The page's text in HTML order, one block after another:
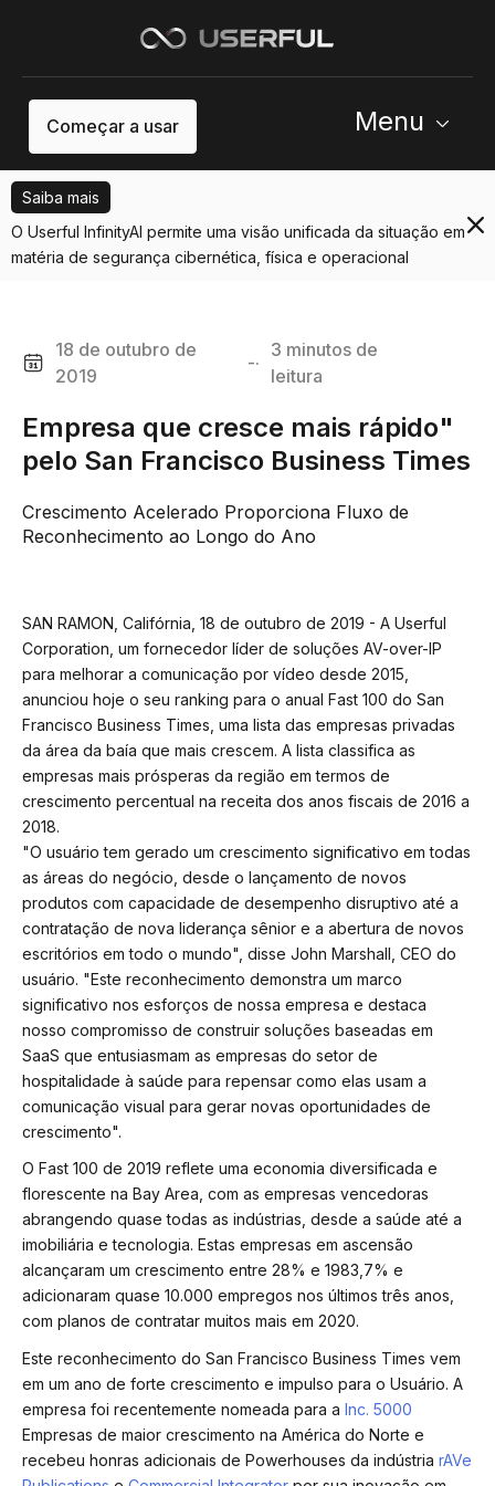
Começar a usar Menu
Saiba mais
O Userful InfinityAI permite uma visão unificada da situação em
matéria de segurança cibernética, física e operacional
18 de outubro de
2019
-·
3 minutos de
leitura
Empresa que cresce mais rápido"
pelo San Francisco Business Times
Crescimento Acelerado Proporciona Fluxo de
Reconhecimento ao Longo do Ano
SAN RAMON, Califórnia, 18 de outubro de 2019 - A Userful
Corporation, um fornecedor líder de soluções AV-over-IP
para melhorar a comunicação por vídeo desde 2015,
anunciou hoje o seu ranking para o anual Fast 100 do San
Francisco Business Times, uma lista das empresas privadas
da área da baía que mais crescem. A lista classifica as
empresas mais prósperas da região em termos de
crescimento percentual na receita dos anos fiscais de 2016 a
2018.
"O usuário tem gerado um crescimento significativo em todas
as áreas do negócio, desde o lançamento de novos
produtos com capacidade de desempenho disruptivo até a
contratação de nova liderança sênior e a abertura de novos
escritórios em todo o mundo", disse John Marshall, CEO do
usuário. "Este reconhecimento demonstra um marco
significativo nos esforços de nossa empresa e destaca
nosso compromisso de construir soluções baseadas em
SaaS que entusiasmam as empresas do setor de
hospitalidade à saúde para repensar como elas usam a
comunicação visual para gerar novas oportunidades de
crescimento".
O Fast 100 de 2019 reflete uma economia diversificada e
florescente na Bay Area, com as empresas vencedoras
abrangendo quase todas as indústrias, desde a saúde até a
imobiliária e tecnologia. Estas empresas em ascensão
alcançaram um crescimento entre 28% e 1983,7% e
adicionaram quase 10.000 empregos nos últimos três anos,
com planos de contratar muitos mais em 2020.
Este reconhecimento do San Francisco Business Times vem
em um ano de forte crescimento e impulso para o Usuário. A
empresa foi recentemente nomeada para a Inc. 5000
Empresas de maior crescimento na América do Norte e
recebeu honras adicionais de Powerhouses da indústria rAVe